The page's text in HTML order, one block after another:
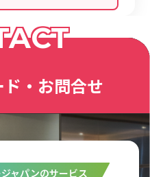
・お問合せ
ャパンのサービス